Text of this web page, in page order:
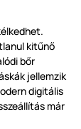
kitűnő
bőr
jellemzik
digitális
már